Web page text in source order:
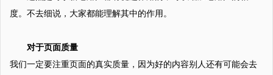
度。不去细说，大家都能理解其中的作用。
对于页面质量
我们一定要注重页面的真实质量，因为好的内容别人还有可能会去